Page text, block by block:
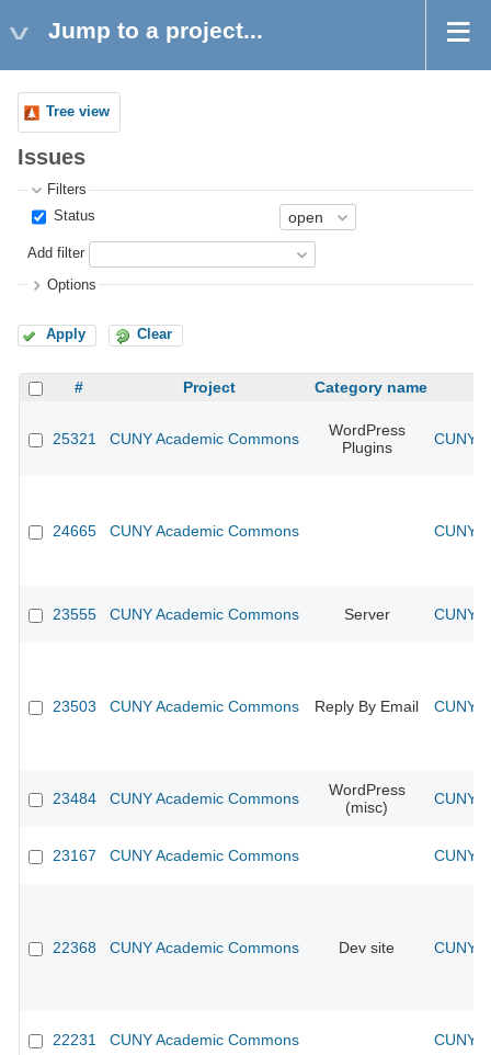
Jump to a project...
Tree view
Issues
Filters
Status
Add filter
Options
Apply Clear
# Project Category name
25321 CUNY Academic Commons
WordPress
Plugins
CUNY
24665 CUNY Academic Commons CUNY
23555 CUNY Academic Commons Server CUNY
23503 CUNY Academic Commons Reply By Email CUNY
23484 CUNY Academic Commons
WordPress
(misc)
CUNY
23167 CUNY Academic Commons CUNY
22368 CUNY Academic Commons Dev site CUNY
22231 CUNY Academic Commons CUNY